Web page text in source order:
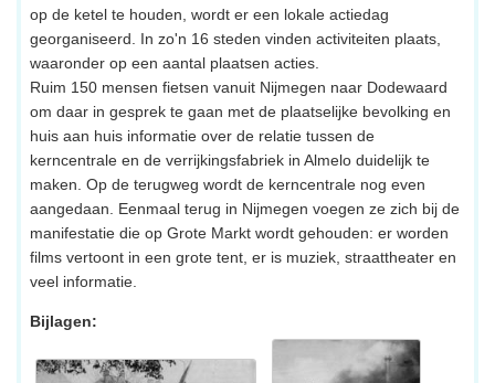
op de ketel te houden, wordt er een lokale actiedag
georganiseerd. In zo'n 16 steden vinden activiteiten plaats,
waaronder op een aantal plaatsen acties.
Ruim 150 mensen fietsen vanuit Nijmegen naar Dodewaard
om daar in gesprek te gaan met de plaatselijke bevolking en
huis aan huis informatie over de relatie tussen de
kerncentrale en de verrijkingsfabriek in Almelo duidelijk te
maken. Op de terugweg wordt de kerncentrale nog even
aangedaan. Eenmaal terug in Nijmegen voegen ze zich bij de
manifestatie die op Grote Markt wordt gehouden: er worden
films vertoont in een grote tent, er is muziek, straattheater en
veel informatie.
Bijlagen: